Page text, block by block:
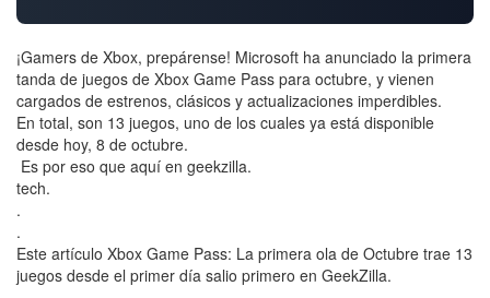
¡Gamers de Xbox, prepárense! Microsoft ha anunciado la primera
tanda de juegos de Xbox Game Pass para octubre, y vienen
cargados de estrenos, clásicos y actualizaciones imperdibles.
En total, son 13 juegos, uno de los cuales ya está disponible
desde hoy, 8 de octubre.
Es por eso que aquí en geekzilla.
tech.
.
.
Este artículo Xbox Game Pass: La primera ola de Octubre trae 13
juegos desde el primer día salio primero en GeekZilla.